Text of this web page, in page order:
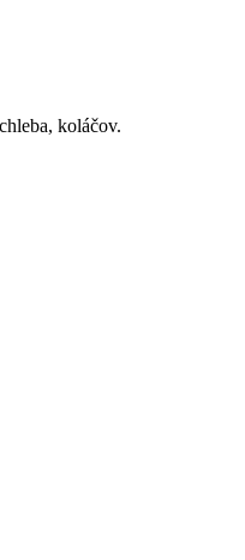
koláčov.